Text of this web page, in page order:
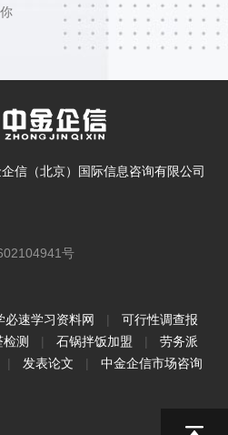
信（北京）国际信息咨询有限公司
号
必速学习资料网 |
可行性调查报
测 | 石锅拌饭加盟 |
劳务派
| 发表论文 |
中金企信市场咨询